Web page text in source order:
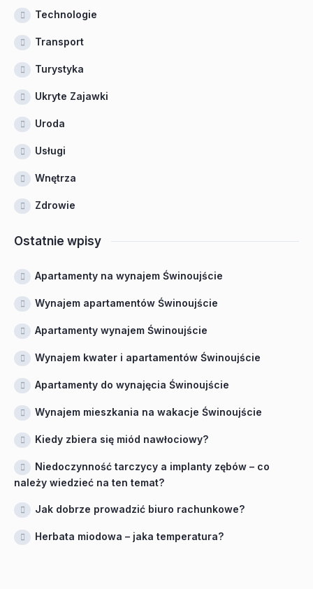
Technologie
Transport
Turystyka
Ukryte Zajawki
Uroda
Usługi
Wnętrza
Zdrowie
Ostatnie wpisy
Apartamenty na wynajem Świnoujście
Wynajem apartamentów Świnoujście
Apartamenty wynajem Świnoujście
Wynajem kwater i apartamentów Świnoujście
Apartamenty do wynajęcia Świnoujście
Wynajem mieszkania na wakacje Świnoujście
Kiedy zbiera się miód nawłociowy?
Niedoczynność tarczycy a implanty zębów – co
należy wiedzieć na ten temat?
Jak dobrze prowadzić biuro rachunkowe?
Herbata miodowa – jaka temperatura?